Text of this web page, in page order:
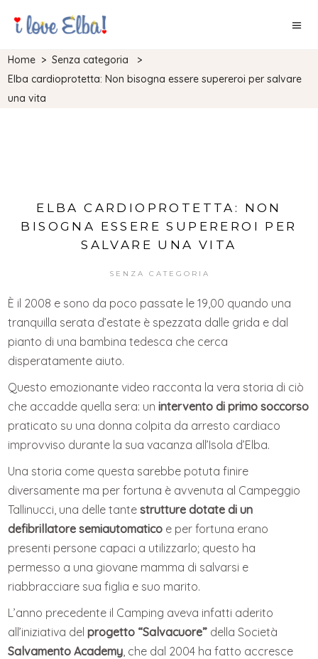
Home >Senza categoria
>
Elba cardioprotetta: Non bisogna essere supereroi per salvare
una vita
ELBA CARDIOPROTETTA: NON
BISOGNA ESSERE SUPEREROI PER
SALVARE UNA VITA
SENZA CATEGORIA
È il 2008 e sono da poco passate le 19,00 quando una
tranquilla serata d’estate è spezzata dalle grida e dal
pianto di una bambina tedesca che cerca
disperatamente aiuto.
Questo emozionante video racconta la vera storia di ciò
che accadde quella sera: unintervento di primo soccorso
praticato su una donna colpita da arresto cardiaco
improvviso durante la sua vacanza all’Isola d’Elba.
Una storia come questa sarebbe potuta finire
diversamente ma per fortuna è avvenuta al Campeggio
Tallinucci, una delle tantestrutture dotate di un
defibrillatore semiautomatico e per fortuna erano
presenti persone capaci a utilizzarlo; questo ha
permesso a una giovane mamma di salvarsi e
riabbracciare sua figlia e suo marito.
L’anno precedente il Camping aveva infatti aderito
all’iniziativa delprogetto “Salvacuore” della Società
Salvamento Academy, che dal 2004 ha fatto accresce